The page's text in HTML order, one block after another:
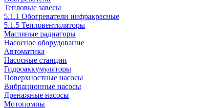
Тепловые завесы
5.1.1 Обогреватели инфракрасные
5.1.5 Тепловентиляторы
Масляные радиаторы
Насосное оборудование
Автоматика
Насосные станции
Гидроаккумуляторы
Поверхностные насосы
Вибрационные насосы
Дренажные насосы
Мотопомпы